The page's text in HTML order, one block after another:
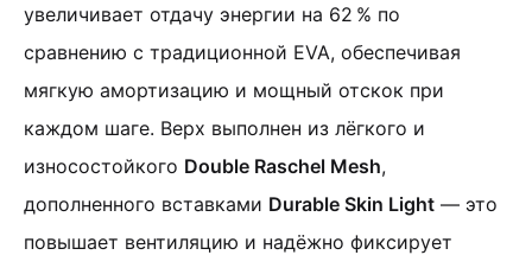
увеличивает отдачу энергии на 62 % по
сравнению с традиционной EVA, обеспечивая
мягкую амортизацию и мощный отскок при
каждом шаге. Верх выполнен из лёгкого и
износостойкого Double Raschel Mesh,
дополненного вставками Durable Skin Light — это
повышает вентиляцию и надёжно фиксирует